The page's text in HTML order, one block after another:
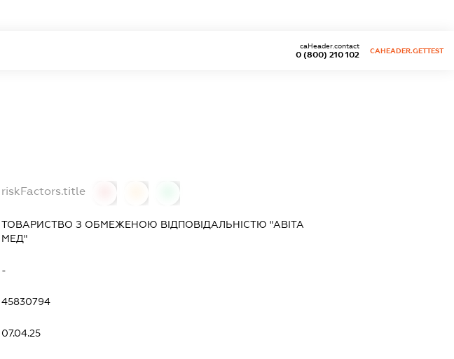
0 (800) 210 102
caHeader.contact
CAHEADER.GETTEST
riskFactors.title
ТОВАРИСТВО З ОБМЕЖЕНОЮ ВІДПОВІДАЛЬНІСТЮ "АВІТА
МЕД"
-
45830794
07.04.25